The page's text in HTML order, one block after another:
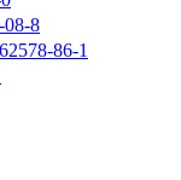
8
86-1